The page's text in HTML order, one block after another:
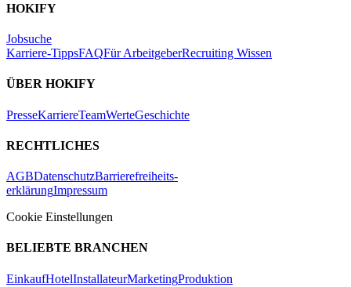
HOKIFY
Jobsuche
Karriere-TippsFAQFür ArbeitgeberRecruiting Wissen
ÜBER HOKIFY
PresseKarriereTeamWerteGeschichte
RECHTLICHES
AGBDatenschutzBarrierefreiheits-
erklärungImpressum
Cookie Einstellungen
BELIEBTE BRANCHEN
EinkaufHotelInstallateurMarketingProduktion